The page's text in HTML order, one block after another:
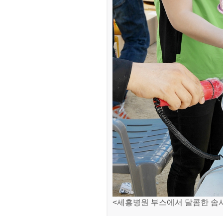
<세흥병원 부스에서 달콤한 솜